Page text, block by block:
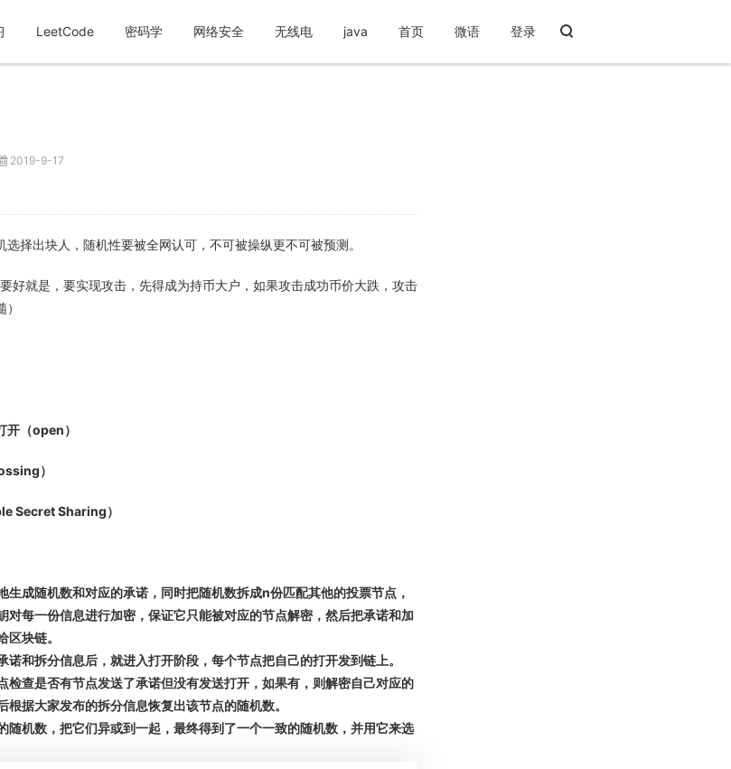
LeetCode 密码学 网络安全 无线电 java 首页 微语 登录
2019-9-17
择出块人，随机性要被全网认可，不可被操纵更不可被预测。
好就是，要实现攻击，先得成为持币大户，如果攻击成功币价大跌，攻击
（open）
）
Secret Sharing）
生成随机数和对应的承诺，同时把随机数拆成n份匹配其他的投票节点，
对每一份信息进行加密，保证它只能被对应的节点解密，然后把承诺和加
块链。
诺和拆分信息后，就进入打开阶段，每个节点把自己的打开发到链上。
检查是否有节点发送了承诺但没有发送打开，如果有，则解密自己对应的
根据大家发布的拆分信息恢复出该节点的随机数。
随机数，把它们异或到一起，最终得到了一个一致的随机数，并用它来选